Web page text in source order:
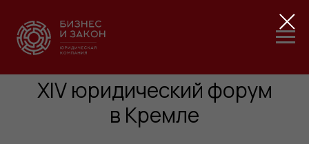
XIV юридический форум
в Кремле